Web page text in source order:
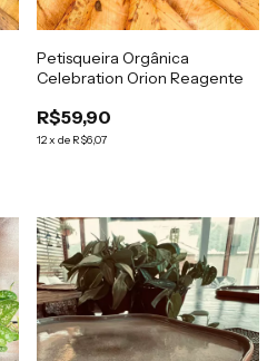
Petisqueira Orgânica
Celebration Orion Reagente
R$59,90
12x de R$6,07